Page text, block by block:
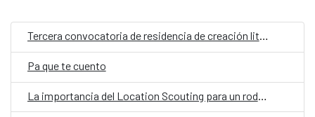
Tercera convocatoria de residencia de creación literaria
Pa que te cuento